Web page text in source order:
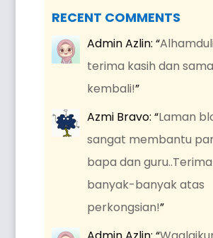
RECENT COMMENTS
Admin Azlin: “
terima kasih dan
kembali!”
Azmi Bravo: “Laman
sangat membantu
bapa dan
banyak-banyak atas
perkongsian!”